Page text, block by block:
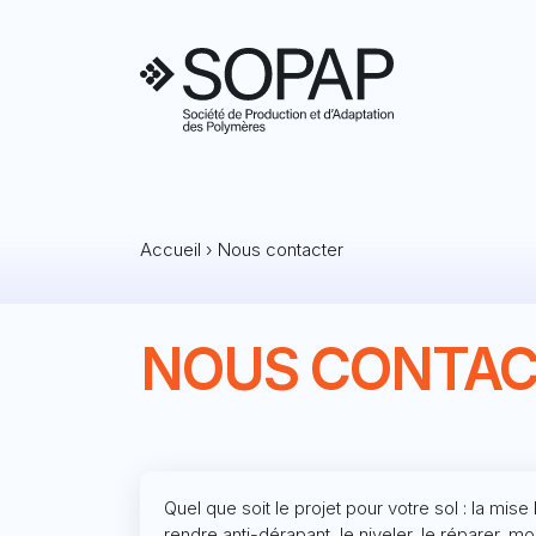
Accueil › Nous contacter
NOUS
Quel que soit le projet pour votre sol : la